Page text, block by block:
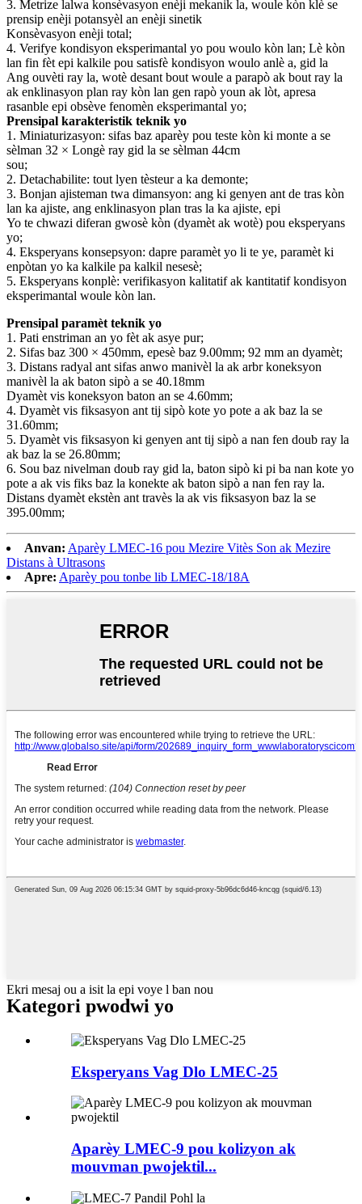
3. Metrize lalwa konsèvasyon enèji mekanik la, woule kòn klè se
prensip enèji potansyèl an enèji sinetik
Konsèvasyon enèji total;
4. Verifye kondisyon eksperimantal yo pou woulo kòn lan; Lè kòn
lan fin fèt epi kalkile pou satisfè kondisyon woulo anlè a, gid la
Ang ouvèti ray la, wotè desant bout woule a parapò ak bout ray la
ak enklinasyon plan ray kòn lan gen rapò youn ak lòt, apresa
rasanble epi obsève fenomèn eksperimantal yo;
Prensipal karakteristik teknik yo
1. Miniaturizasyon: sifas baz aparèy pou teste kòn ki monte a se
sèlman 32 × Longè ray gid la se sèlman 44cm
sou;
2. Detachabilite: tout lyen tèsteur a ka demonte;
3. Bonjan ajisteman twa dimansyon: ang ki genyen ant de tras kòn
lan ka ajiste, ang enklinasyon plan tras la ka ajiste, epi
Yo te chwazi diferan gwosè kòn (dyamèt ak wotè) pou eksperyans
yo;
4. Eksperyans konsepsyon: dapre paramèt yo li te ye, paramèt ki
enpòtan yo ka kalkile pa kalkil nesesè;
5. Eksperyans konplè: verifikasyon kalitatif ak kantitatif kondisyon
eksperimantal woule kòn lan.
Prensipal paramèt teknik yo
1. Pati enstriman an yo fèt ak asye pur;
2. Sifas baz 300 × 450mm, epesè baz 9.00mm; 92 mm an dyamèt;
3. Distans radyal ant sifas anwo manivèl la ak arbr koneksyon
manivèl la ak baton sipò a se 40.18mm
Dyamèt vis koneksyon baton an se 4.60mm;
4. Dyamèt vis fiksasyon ant tij sipò kote yo pote a ak baz la se
31.60mm;
5. Dyamèt vis fiksasyon ki genyen ant tij sipò a nan fen doub ray la
ak baz la se 26.80mm;
6. Sou baz nivelman doub ray gid la, baton sipò ki pi ba nan kote yo
pote a ak vis fiks baz la konekte ak baton sipò a nan fen ray la.
Distans dyamèt ekstèn ant travès la ak vis fiksasyon baz la se
395.00mm;
Anvan: Aparèy LMEC-16 pou Mezire Vitès Son ak Mezire
Distans à Ultrasons
Apre: Aparèy pou tonbe lib LMEC-18/18A
Ekri mesaj ou a isit la epi voye l ban nou
Kategori pwodwi yo
Eksperyans Vag Dlo LMEC-25
Aparèy LMEC-9 pou kolizyon ak
mouvman pwojektil...